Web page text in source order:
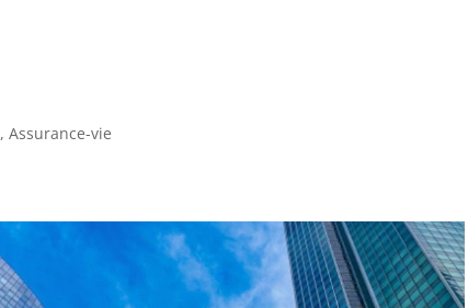
,Assurance-vie